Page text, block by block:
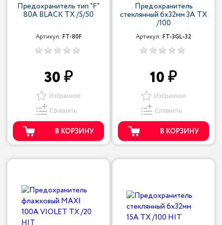
Предохранитель тип "F"
80A BLACK TX /5/50
Артикул: FT-80F
30
Избранное
Сравнить
В КОРЗИНУ
Предохранитель
стеклянный 6x32мм 3A TX
/100
Артикул: FT-3GL-32
10
Избранное
Сравнить
В КОРЗИНУ